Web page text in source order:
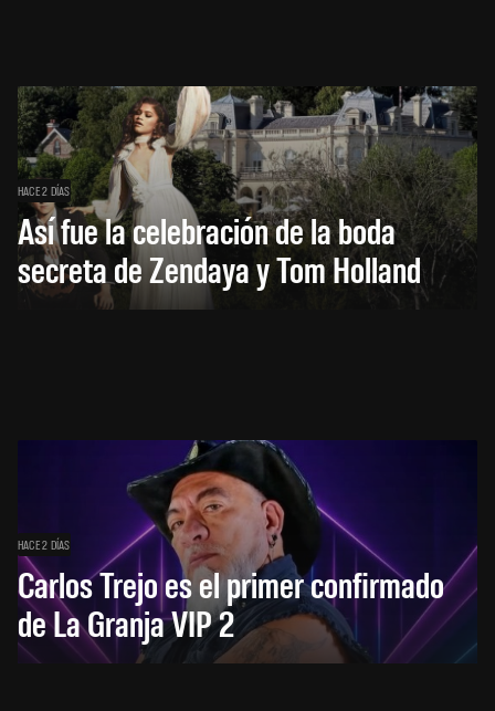
HACE 2 DÍAS
Así fue la celebración de la boda
secreta de Zendaya y Tom Holland
HACE 2 DÍAS
Carlos Trejo es el primer confirmado
de La Granja VIP 2